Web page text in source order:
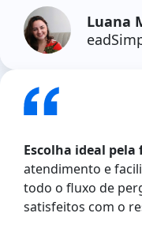
Luana
Escolha ideal
atendimento e
todo o fluxo de
satisfeitos com o